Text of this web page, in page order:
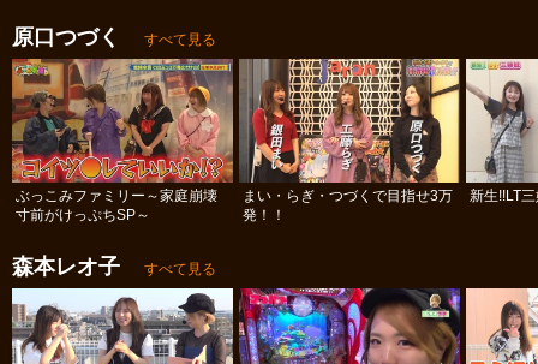
原口つづく すべて見る
ぶっこみファミリー～家庭崩壊
寸前がけっぷちSP～
まい・らぎ・つづくで目指せ3万
発！！
新生!!LT
森本レオ子 すべて見る